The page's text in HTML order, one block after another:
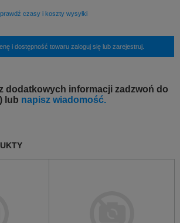
czasy i koszty wysyłki
i dostępność towaru zaloguj się lub zarejestruj.
dodatkowych informacji zadzwoń do
lub napisz wiadomość.